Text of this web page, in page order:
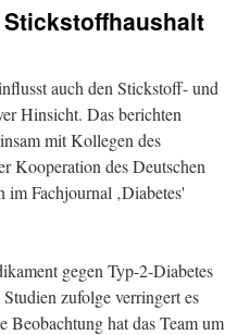
auch den Stickstoff- und
Hinsicht. Das berichten
mit Kollegen des
Kooperation des Deutschen
Fachjournal ‚Diabetes'
gegen Typ-2-Diabetes
zufolge verringert es
hat das Team um